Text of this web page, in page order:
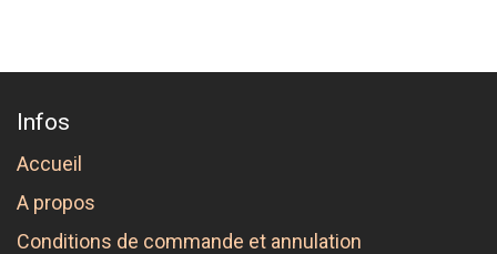
Infos
Accueil
A propos
Conditions de commande et annulation